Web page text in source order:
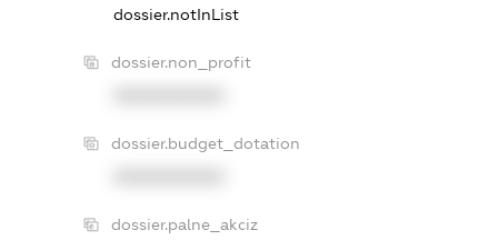
dossier.notInList
dossier.non_profit
dossier.budget_dotation
dossier.palne_akciz